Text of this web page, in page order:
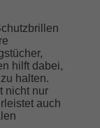
hilft dabei,
halten.
nicht nur
auch